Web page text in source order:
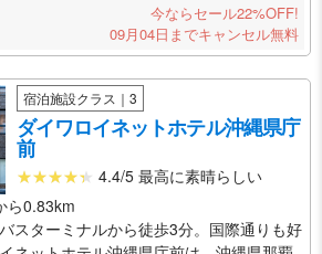
今ならセール22%OFF!
09月04日までキャンセル無料
宿泊施設クラス｜3
ダイワロイネットホテル沖縄県庁
前
4.4/5 最高に素晴らしい
ら0.83km
スターミナルから徒歩3分。国際通りも好